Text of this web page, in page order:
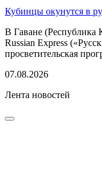
Кубинцы окунутся в
В Гаване (Республика
Russian Express
просветительская
07.08.2026
Лента новостей